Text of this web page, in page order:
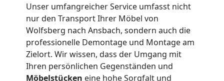
Unser umfangreicher Service umfasst nicht
nur den Transport Ihrer Möbel von
Wolfsberg nach Ansbach, sondern auch die
professionelle Demontage und Montage am
Zielort. Wir wissen, dass der Umgang mit
Ihren persönlichen Gegenständen und
Möbelstücken eine hohe Sorgfalt und
Küchenumzug
Wolfsberg